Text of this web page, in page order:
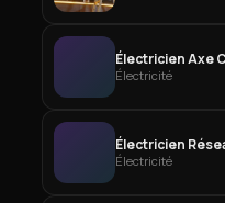
Électricien Axe
Électricité
Électricien
Électricité